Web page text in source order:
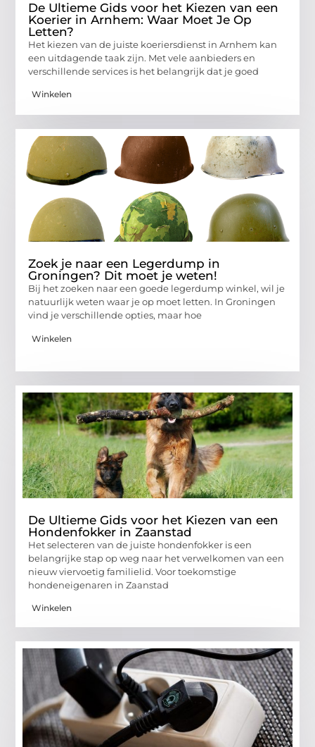
De Ultieme Gids voor het Kiezen van een
Koerier in Arnhem: Waar Moet Je Op
Letten?
Het kiezen van de juiste koeriersdienst in Arnhem kan
een uitdagende taak zijn. Met vele aanbieders en
verschillende services is het belangrijk dat je goed
Winkelen
Zoek je naar een Legerdump in
Groningen? Dit moet je weten!
Bij het zoeken naar een goede legerdump winkel, wil je
natuurlijk weten waar je op moet letten. In Groningen
vind je verschillende opties, maar hoe
Winkelen
De Ultieme Gids voor het Kiezen van een
Hondenfokker in Zaanstad
Het selecteren van de juiste hondenfokker is een
belangrijke stap op weg naar het verwelkomen van een
nieuw viervoetig familielid. Voor toekomstige
hondeneigenaren in Zaanstad
Winkelen